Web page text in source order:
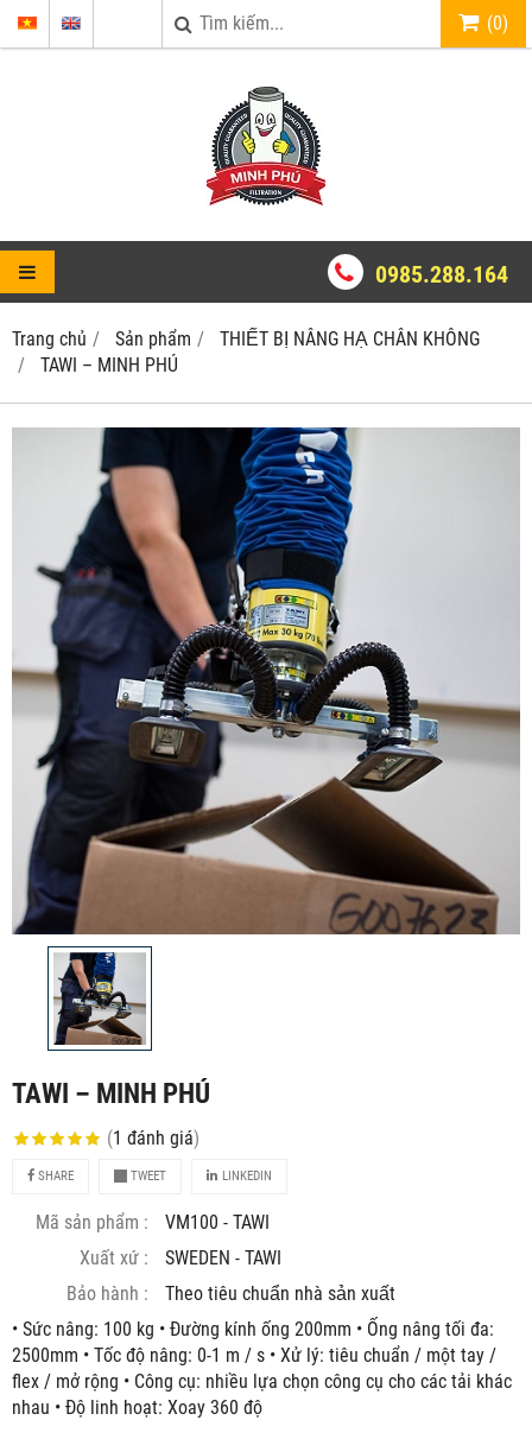
(0)
0985.288.164
Trang chủ Sản phẩm
THIẾT BỊ NÂNG HẠ CHÂN KHÔNG
TAWI – MINH PHÚ
TAWI – MINH PHÚ
(1 đánh giá)
SHARE TWEET LINKEDIN
Mã sản phẩm :
VM100 - TAWI
Xuất xứ :
SWEDEN - TAWI
Bảo hành :
Theo tiêu chuẩn nhà sản xuất
• Sức nâng: 100 kg • Đường kính ống 200mm • Ống nâng tối đa:
2500mm • Tốc độ nâng: 0-1 m / s • Xử lý: tiêu chuẩn / một tay /
flex / mở rộng • Công cụ: nhiều lựa chọn công cụ cho các tải khác
nhau • Độ linh hoạt: Xoay 360 độ